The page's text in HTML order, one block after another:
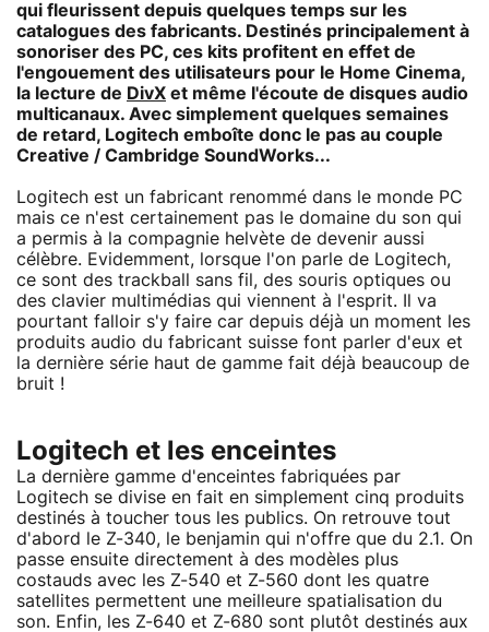
qui fleurissent depuis quelques temps sur les
catalogues des fabricants. Destinés principalement à
sonoriser des PC, ces kits profitent en effet de
l'engouement des utilisateurs pour le Home Cinema,
la lecture de DivX et même l'écoute de disques audio
multicanaux. Avec simplement quelques semaines
de retard, Logitech emboîte donc le pas au couple
Creative / Cambridge SoundWorks...
Logitech est un fabricant renommé dans le monde PC
mais ce n'est certainement pas le domaine du son qui
a permis à la compagnie helvète de devenir aussi
célèbre. Evidemment, lorsque l'on parle de Logitech,
ce sont des trackball sans fil, des souris optiques ou
des clavier multimédias qui viennent à l'esprit. Il va
pourtant falloir s'y faire car depuis déjà un moment les
produits audio du fabricant suisse font parler d'eux et
la dernière série haut de gamme fait déjà beaucoup de
bruit !
Logitech et les enceintes
La dernière gamme d'enceintes fabriquées par
Logitech se divise en fait en simplement cinq produits
destinés à toucher tous les publics. On retrouve tout
d'abord le Z-340, le benjamin qui n'offre que du 2.1. On
passe ensuite directement à des modèles plus
costauds avec les Z-540 et Z-560 dont les quatre
satellites permettent une meilleure spatialisation du
son. Enfin, les Z-640 et Z-680 sont plutôt destinés aux